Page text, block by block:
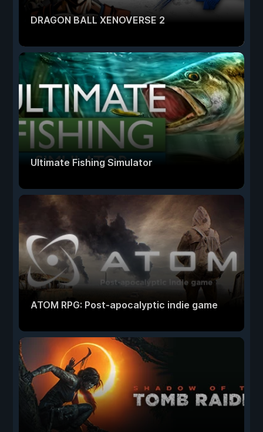
DRAGON BALL XENOVERSE 2
Ultimate Fishing Simulator
ATOM RPG: Post-apocalyptic indie game